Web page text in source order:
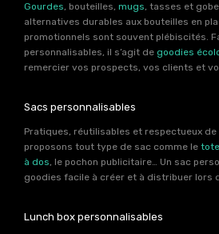
Gourdes, bouteilles, mugs, tasses et
alternatives durables aux bouteilles en
promotionnels sont souvent plébiscités.
personnalisables, il s’agit de goodies
remercier vos prospects, vos clients et
Sacs personnalisables
Pratiques, réutilisables et respectueux de
proposons tout type de sac comme le
à dos , le pochon publicitaire… Un sac
goodies facile à créer et à distribuer lors
Lunch box personnalisables